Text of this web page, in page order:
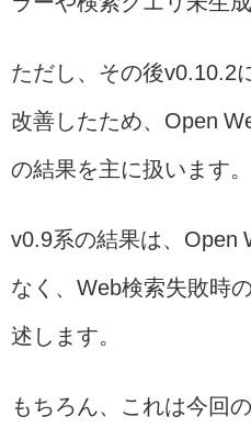
ただし、その後v0.10.2
改善したため、Open
の結果を主に扱います。
v0.9系の結果は、Open
なく、Web検索失敗時
述します。
もちろん、これは今回